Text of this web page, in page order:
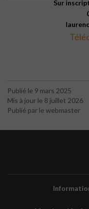
Sur
Publié le 9 mars 2025
Mis à jour le 8 juillet 2026
Publié par le webmaster